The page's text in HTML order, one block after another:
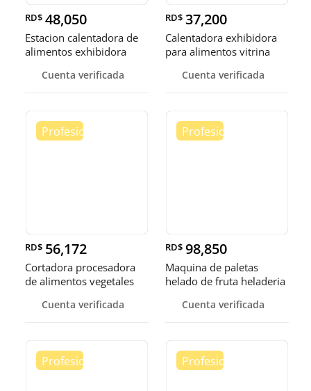
RD$ 48,050
Estacion calentadora de
alimentos exhibidora
Cuenta verificada
RD$ 37,200
Calentadora exhibidora
para alimentos vitrina
Cuenta verificada
RD$ 56,172
Cortadora procesadora
de alimentos vegetales
Cuenta verificada
RD$ 98,850
Maquina de paletas
helado de fruta heladeria
Cuenta verificada